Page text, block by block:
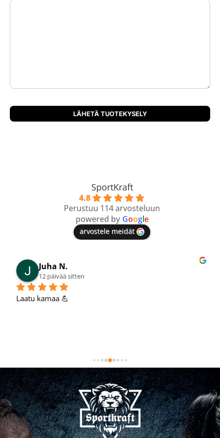
SportKraft
4.8
Perustuu 114 arvosteluun
powered by Google
arvostele meidät
Juha N.
12 päivää sitten
Laatu kamaa 💪